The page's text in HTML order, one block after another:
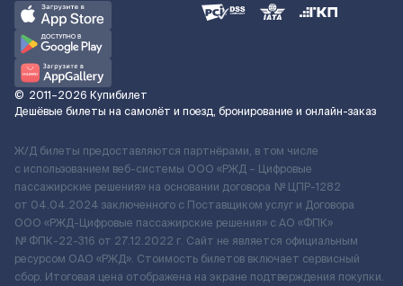
© 2011–2026 Купибилет
Дешёвые билеты на самолёт и поезд, бронирование и онлайн-заказ
Ж/Д билеты предоставляются партнёрами, в том числе
с использованием веб-системы ООО «РЖД – Цифровые
пассажирские решения» на основании договора № ЦПР-1282
от 04.04.2024 заключенного с Поставщиком услуг и Договора
ООО «РЖД-Цифровые пассажирские решения» c АО «ФПК»
№ ФПК-22-316 от 27.12.2022 г. Сайт не является официальным
ресурсом ОАО «РЖД». Стоимость билетов включает сервисный
сбор. Итоговая цена отображена на экране подтверждения покупки.